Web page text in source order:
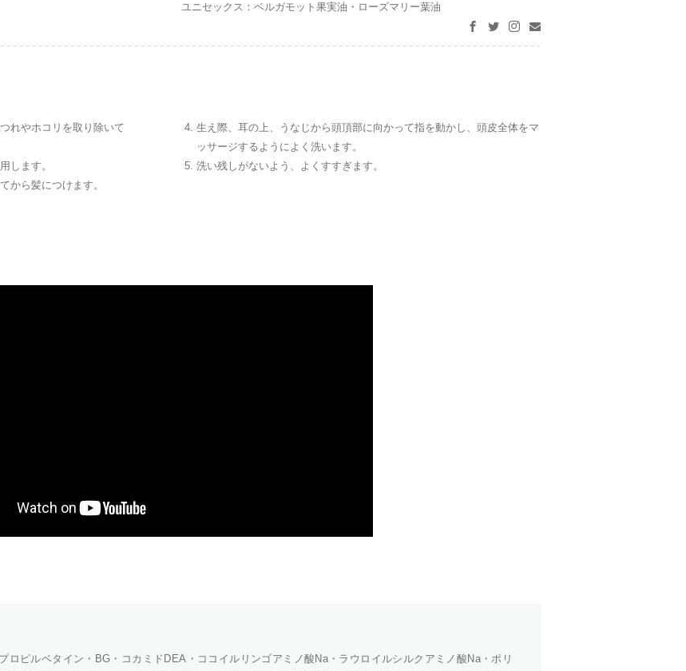
ユニセックス：ベルガモット果実油・ローズマリー葉油
れやホコリを取り除いて
します。
から髪につけます。
生え際、耳の上、うなじから頭頂部に向かって指を動かし、頭皮全体をマ
ッサージするようによく洗います。
洗い残しがないよう、よくすすぎます。
ロピルベタイン・BG・コカミドDEA・ココイルリンゴアミノ酸Na・ラウロイルシルクアミノ酸Na・ポリ